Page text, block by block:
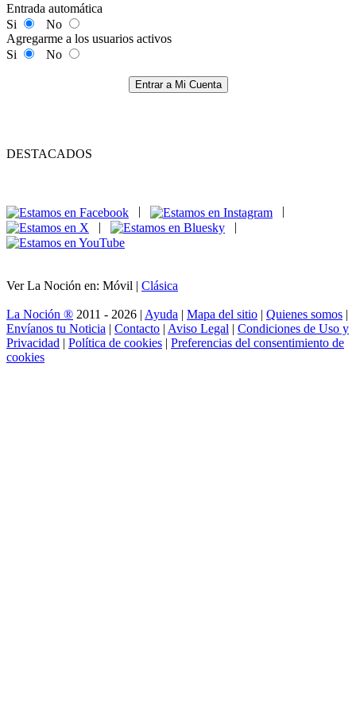
Entrada automática
Si
No
Agregarme a los usuarios activos
Si
No
Entrar a Mi Cuenta
DESTACADOS
|
|
Ver La Noción en: Móvil | Clásica
La Noción ® 2011 - 2026 | Ayuda | Mapa del sitio | Quienes somos |
Envíanos tu Noticia | Contacto | Aviso Legal | Condiciones de Uso y
Privacidad | Política de cookies | Preferencias del consentimiento de
cookies